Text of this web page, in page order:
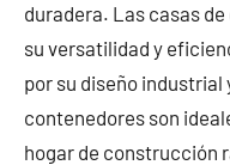
duradera. Las casas
su versatilidad y
por su diseño industrial
contenedores son
hogar de construcción